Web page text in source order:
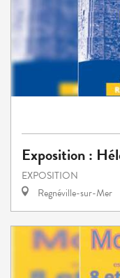
Exposition :
EXPOSITION
Regnéville-sur-Mer